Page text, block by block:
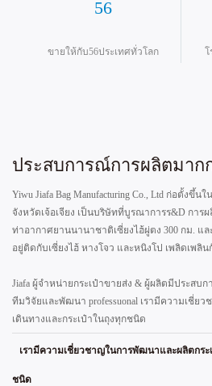
56
ขายให้กับ56ประเทศทั่วโลก
ประสบการณ์การผลิตมาก
Yiwu Jiafa Bag Manufacturing Co., Ltd ก่อตั้งขึ้น
จังหวัดเจ้อเจียง เป็นบริษัทที่บูรณาการร&D การ
ท่าอากาศยานนานาชาติเซี่ยงไฮ้ผู่ตง 300 กม. แล
อยู่ติดกับเซี่ยงไฮ้ หางโจว และหนิงโป เพลิดเพลิ
Jiafa ผู้จำหน่ายกระเป๋าขายส่ง & ผู้ผลิตมีประสบ
ทีมวิจัยและพัฒนา professuonal เรามีความเชี่ย
เดินทางและกระเป๋าในถุงทุกชนิด
เรามีความเชี่ยวชาญในการพัฒนาและผลิตกระ
ชนิด